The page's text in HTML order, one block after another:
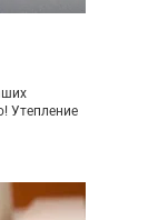
Утепление